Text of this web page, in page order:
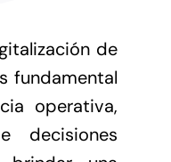
de
fundamental
operativa,
decisiones